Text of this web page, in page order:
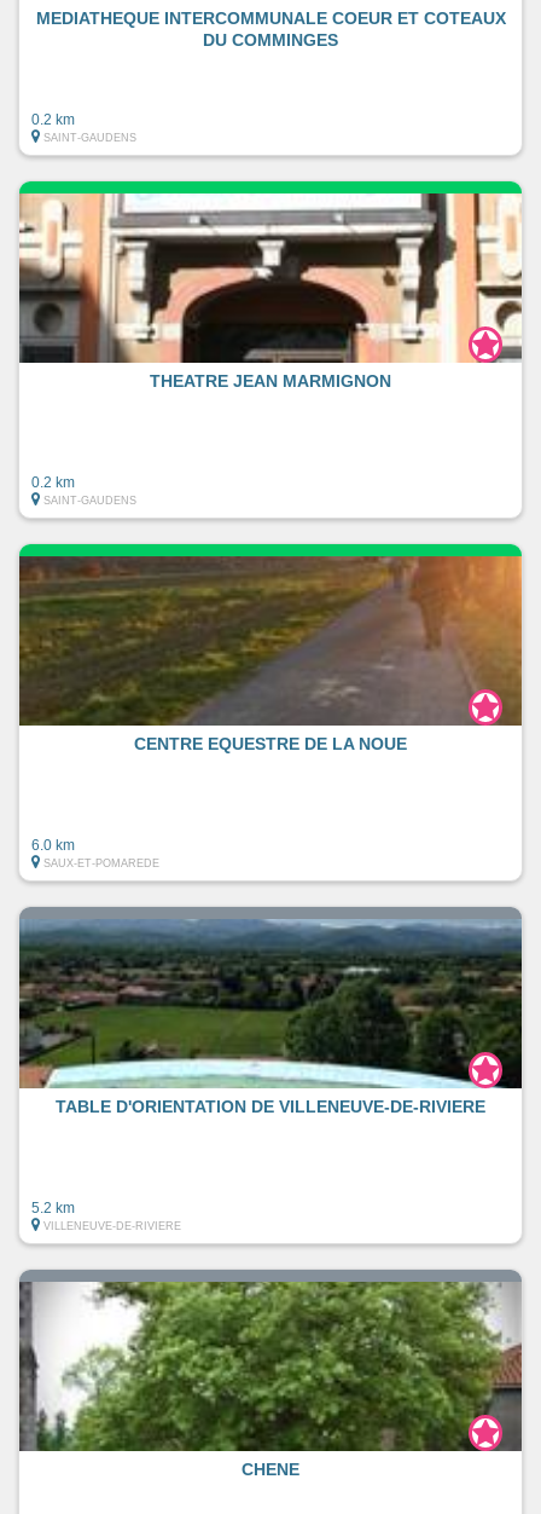
MEDIATHEQUE INTERCOMMUNALE COEUR ET COTEAUX
DU COMMINGES
0.2 km
SAINT-GAUDENS
THEATRE JEAN MARMIGNON
0.2 km
SAINT-GAUDENS
CENTRE EQUESTRE DE LA NOUE
6.0 km
SAUX-ET-POMAREDE
TABLE D'ORIENTATION DE VILLENEUVE-DE-RIVIERE
5.2 km
VILLENEUVE-DE-RIVIERE
CHENE